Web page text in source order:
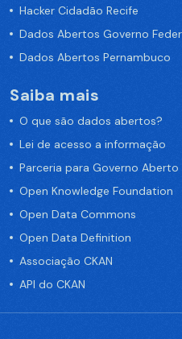
Hacker Cidadão Recife
Dados Abertos Governo
Dados Abertos Pernambuco
Saiba mais
O que são dados abertos?
Lei de acesso a informação
Parceria para Governo Aberto
Open Knowledge Foundation
Open Data Commons
Open Data Definition
Associação CKAN
API do CKAN